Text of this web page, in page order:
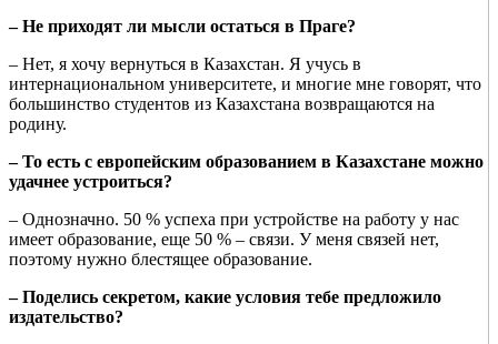
– Не приходят ли мысли остаться в Праге?
– Нет, я хочу вернуться в Казахстан. Я учусь в
интернациональном университете, и многие мне говорят, что
большинство студентов из Казахстана возвращаются на
родину.
– То есть с европейским образованием в Казахстане можно
удачнее устроиться?
– Однозначно. 50 % успеха при устройстве на работу у нас
имеет образование, еще 50 % – связи. У меня связей нет,
поэтому нужно блестящее образование.
– Поделись секретом, какие условия тебе предложило
издательство?